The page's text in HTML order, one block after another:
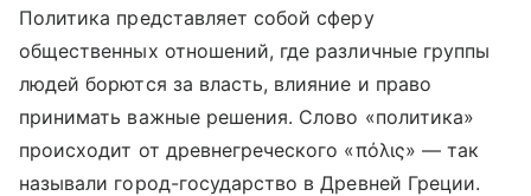
Политика представляет собой сферу
общественных отношений, где различные группы
людей борются за власть, влияние и право
принимать важные решения. Слово «политика»
происходит от древнегреческого «πόλις» — так
называли город-государство в Древней Греции.